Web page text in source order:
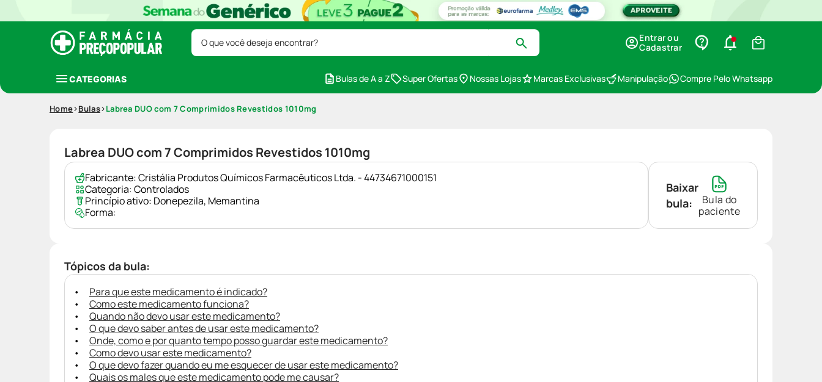
O que você deseja encontrar?
Entrar ou
Cadastrar
CATEGORIAS Bulas de A a Z Super Ofertas Nossas Lojas Marcas Exclusivas Manipulação Compre Pelo Whatsapp
Home Bulas Labrea DUO com 7 Comprimidos Revestidos 1010mg
Labrea DUO com 7 Comprimidos Revestidos 1010mg
Fabricante:Cristália Produtos Químicos Farmacêuticos Ltda. - 44734671000151
Categoria:Controlados
Princípio ativo: Donepezila, Memantina
Forma:
Baixar
bula:
Bula do
paciente
Tópicos da bula:
Para que este medicamento é indicado?
Como este medicamento funciona?
Quando não devo usar este medicamento?
O que devo saber antes de usar este medicamento?
Onde, como e por quanto tempo posso guardar este medicamento?
Como devo usar este medicamento?
O que devo fazer quando eu me esquecer de usar este medicamento?
Quais os males que este medicamento pode me causar?